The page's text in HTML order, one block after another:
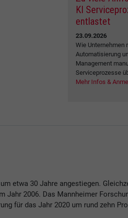
KI
entlastet
23.09.2026
Wie Unternehmen
Automatisierung
Management
Serviceprozesse
Mehr Infos &
etwa 30 Jahre angestiegen.
Jahr 2006. Das Mannheimer
für das Jahr 2020 um rund zehn